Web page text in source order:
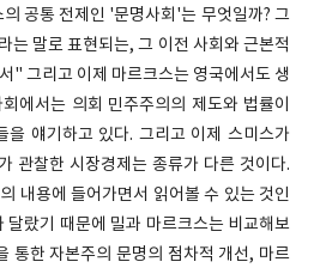
공통 전제인 '문명사회'는 무엇일까? 그
는 말로 표현되는, 그 이전 사회와 근본적
" 그리고 이제 마르크스는 영국에서도 생
에서는 의회 민주주의의 제도와 법률이
을 얘기하고 있다. 그리고 이제 스미스가
관찰한 시장경제는 종류가 다른 것이다.
내용에 들어가면서 읽어볼 수 있는 것인
달랐기 때문에 밀과 마르크스는 비교해보
통한 자본주의 문명의 점차적 개선, 마르